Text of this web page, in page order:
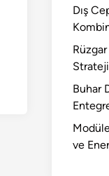
Dış
Buhar
ve